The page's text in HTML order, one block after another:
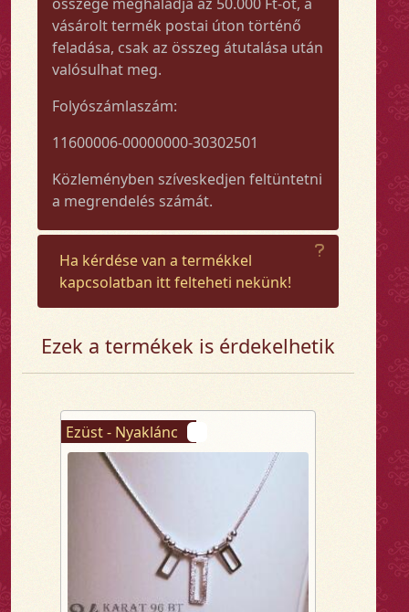
vásárolt termék postai úton történő
feladása, csak az összeg átutalása után
valósulhat meg.
Folyószámlaszám:
11600006-00000000-30302501
Közleményben szíveskedjen feltüntetni
a megrendelés számát.
Ha kérdése van a termékkel
kapcsolatban itt felteheti nekünk!
Ezek a termékek is érdekelhetik
Ezüst - Nyaklánc